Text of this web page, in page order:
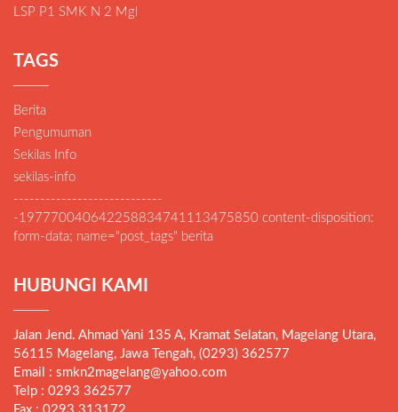
LSP P1 SMK N 2 Mgl
TAGS
Berita
Pengumuman
Sekilas Info
sekilas-info
----------------------------
-197770040642258834741113475850 content-disposition:
form-data; name="post_tags" berita
HUBUNGI KAMI
Jalan Jend. Ahmad Yani 135 A, Kramat Selatan, Magelang Utara,
56115 Magelang, Jawa Tengah, (0293) 362577
Email : smkn2magelang@yahoo.com
Telp : 0293 362577